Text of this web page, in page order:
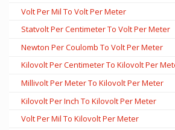
Volt Per Mil To Volt Per Meter
Statvolt Per Centimeter To Volt Per Meter
Newton Per Coulomb To Volt Per Meter
Kilovolt Per Centimeter To Kilovolt Per
Millivolt Per Meter To Kilovolt Per Meter
Kilovolt Per Inch To Kilovolt Per Meter
Volt Per Mil To Kilovolt Per Meter